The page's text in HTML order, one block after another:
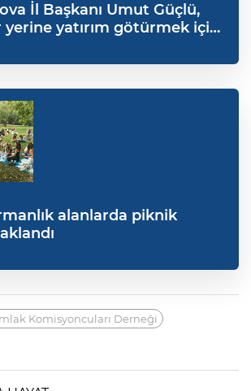
İl Başkanı Umut Güçlü,
yerine yatırım götürmek için
alanlarda piknik
Komisyoncuları Derneği